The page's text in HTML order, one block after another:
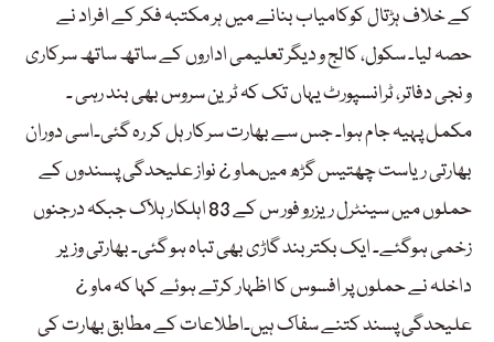
کے خلاف ہڑتال کوکامیاب بنانے میں ہر مکتبہ فکر کے افراد نے
حصہ لیا۔ سکول، کالج و دیگر تعلیمی اداروں کے ساتھ ساتھ سرکاری
و نجی دفاتر، ٹرانسپورٹ یہاں تک کہ ٹرین سروس بھی بند رہی ۔
مکمل پہیہ جام ہوا۔ جس سے بھارت سرکار ہل کر رہ گئی۔اسی دوران
بھارتی ریاست چھتیس گڑھ میںماو ¿ نواز علیحدگی پسندوں کے
حملوں میں سینٹرل ریزرو فور س کے 83 اہلکار ہلاک جبکہ درجنوں
زخمی ہوگئے۔ ایک بکتر بند گاڑی بھی تباہ ہو گئی۔ بھارتی وزیر
داخلہ نے حملوں پر افسوس کا اظہار کرتے ہوئے کہا کہ ماو ¿
علیحدگی پسند کتنے سفاک ہیں۔اطلاعات کے مطابق بھارت کی